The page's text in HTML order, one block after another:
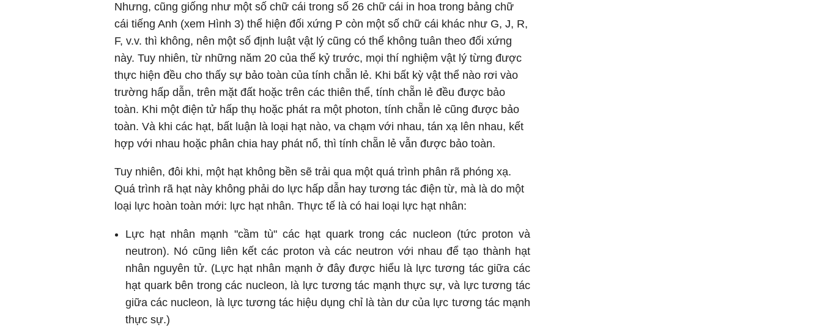
Nhưng, cũng giống như một số chữ cái trong số 26 chữ cái in hoa trong bảng chữ
cái tiếng Anh (xem Hình 3) thể hiện đối xứng P còn một số chữ cái khác như G, J, R,
F, v.v. thì không, nên một số định luật vật lý cũng có thể không tuân theo đối xứng
này. Tuy nhiên, từ những năm 20 của thế kỷ trước, mọi thí nghiệm vật lý từng được
thực hiện đều cho thấy sự bảo toàn của tính chẵn lẻ. Khi bất kỳ vật thể nào rơi vào
trường hấp dẫn, trên mặt đất hoặc trên các thiên thể, tính chẵn lẻ đều được bảo
toàn. Khi một điện tử hấp thụ hoặc phát ra một photon, tính chẵn lẻ cũng được bảo
toàn. Và khi các hạt, bất luận là loại hạt nào, va chạm với nhau, tán xạ lên nhau, kết
hợp với nhau hoặc phân chia hay phát nổ, thì tính chẵn lẻ vẫn được bảo toàn.
Tuy nhiên, đôi khi, một hạt không bền sẽ trải qua một quá trình phân rã phóng xạ.
Quá trình rã hạt này không phải do lực hấp dẫn hay tương tác điện từ, mà là do một
loại lực hoàn toàn mới: lực hạt nhân. Thực tế là có hai loại lực hạt nhân:
Lực hạt nhân mạnh "cầm tù" các hạt quark trong các nucleon (tức proton và
neutron). Nó cũng liên kết các proton và các neutron với nhau để tạo thành hạt
nhân nguyên tử. (Lực hạt nhân mạnh ở đây được hiểu là lực tương tác giữa các
hạt quark bên trong các nucleon, là lực tương tác mạnh thực sự, và lực tương tác
giữa các nucleon, là lực tương tác hiệu dụng chỉ là tàn dư của lực tương tác mạnh
thực sự.)